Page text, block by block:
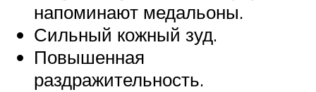
напоминают медальоны.
Сильный кожный зуд.
Повышенная
раздражительность.